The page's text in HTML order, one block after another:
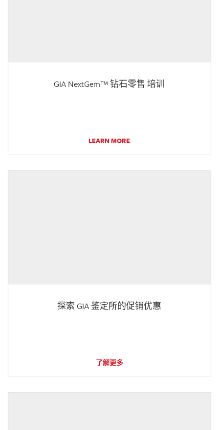
GIA NextGem™ 钻石零售 培训
LEARN MORE
探索 GIA 鉴定所的促销优惠
了解更多